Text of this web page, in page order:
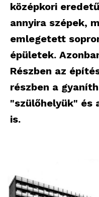
középkori
annyira szépek,
emlegetett
épületek.
Részben az
részben a
"szülőhelyük" és
is.